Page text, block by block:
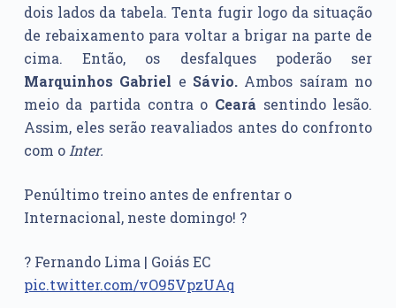
dois lados da tabela. Tenta fugir logo da situação
de rebaixamento para voltar a brigar na parte de
cima. Então, os desfalques poderão ser
Marquinhos Gabriel e Sávio. Ambos saíram no
meio da partida contra o Ceará sentindo lesão.
Assim, eles serão reavaliados antes do confronto
com oInter.
Penúltimo treino antes de enfrentar o
Internacional, neste domingo! ?
? Fernando Lima | Goiás EC
pic.twitter.com/vO95VpzUAq